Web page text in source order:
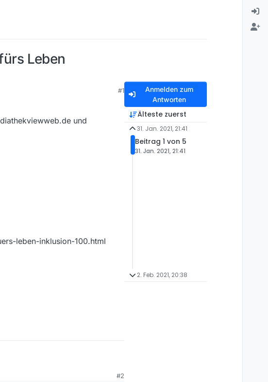
Leben
#1
und
leben-inklusion-100.html
und vavideo.de nicht#2
Anmelden zum
Antworten
Älteste zuerst
31. Jan. 2021, 21:41
Beitrag 1 von 5
31. Jan. 2021, 21:41
2. Feb. 2021, 20:38